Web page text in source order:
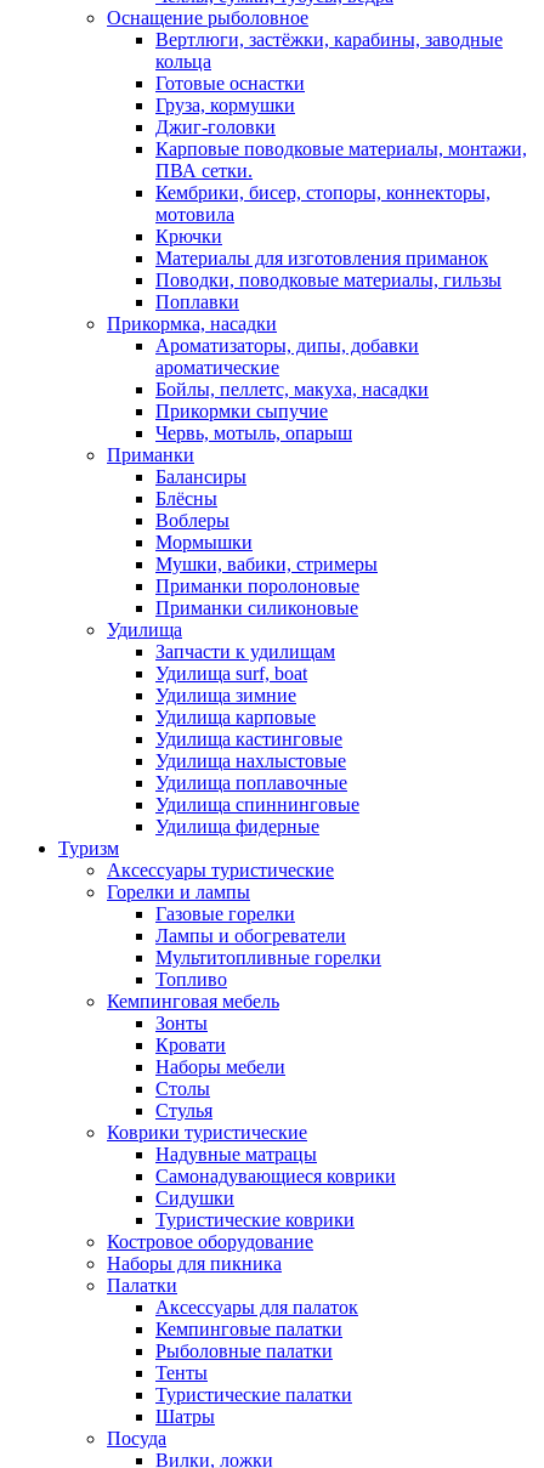
Оснащение рыболовное
Вертлюги, застёжки, карабины, заводные
кольца
Готовые оснастки
Груза, кормушки
Джиг-головки
Карповые поводковые материалы, монтажи,
ПВА сетки.
Кембрики, бисер, стопоры, коннекторы,
мотовила
Крючки
Материалы для изготовления приманок
Поводки, поводковые материалы, гильзы
Поплавки
Прикормка, насадки
Ароматизаторы, дипы, добавки
ароматические
Бойлы, пеллетс, макуха, насадки
Прикормки сыпучие
Червь, мотыль, опарыш
Приманки
Балансиры
Блёсны
Воблеры
Мормышки
Мушки, вабики, стримеры
Приманки поролоновые
Приманки силиконовые
Удилища
Запчасти к удилищам
Удилища surf, boat
Удилища зимние
Удилища карповые
Удилища кастинговые
Удилища нахлыстовые
Удилища поплавочные
Удилища спиннинговые
Удилища фидерные
Туризм
Аксессуары туристические
Горелки и лампы
Газовые горелки
Лампы и обогреватели
Мультитопливные горелки
Топливо
Кемпинговая мебель
Зонты
Кровати
Наборы мебели
Столы
Стулья
Коврики туристические
Надувные матрацы
Самонадувающиеся коврики
Сидушки
Туристические коврики
Костровое оборудование
Наборы для пикника
Палатки
Аксессуары для палаток
Кемпинговые палатки
Рыболовные палатки
Тенты
Туристические палатки
Шатры
Посуда
Вилки, ложки